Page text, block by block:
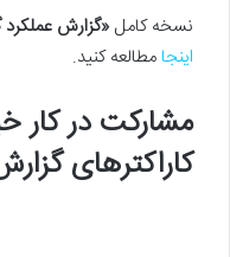
نسخه کامل «گزارش
اینجامطالعه کنید.
مشارکت در کار
کاراکترهای